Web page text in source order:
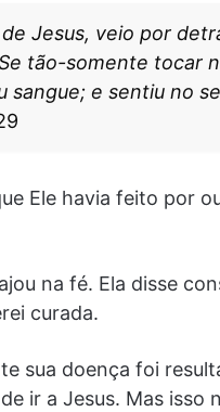
Jesus, veio por
tão-somente tocar
sangue; e sentiu no
Ele havia feito por
na fé. Ela disse
curada.
sua doença foi
ir a Jesus. Mas isso